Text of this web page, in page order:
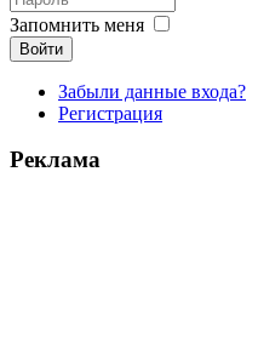
Запомнить меня
Войти
Забыли данные входа?
Регистрация
Реклама